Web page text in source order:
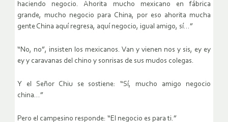
haciendo negocio. Ahorita mucho mexicano en fábrica
grande, mucho negocio para China, por eso ahorita mucha
gente China aquí regresa, aquí negocio, igual amigo, sí…”
“No, no”, insisten los mexicanos. Van y vienen nos y sis, ey ey
ey y caravanas del chino y sonrisas de sus mudos colegas.
Y el Señor Chiu se sostiene: “Sí, mucho amigo negocio
china…”
Pero el campesino responde: “El negocio es para ti.”